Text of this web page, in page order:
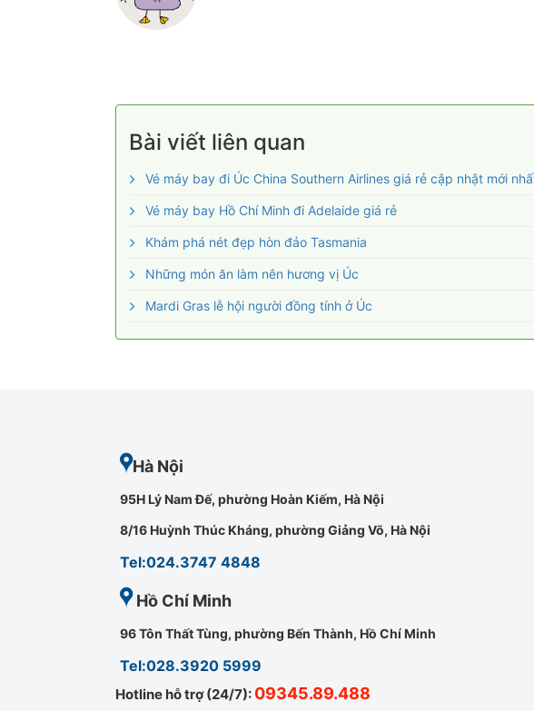
Bài viết liên quan
Vé máy bay đi Úc China Southern Airlines giá rẻ cập nhật mới
Vé máy bay Hồ Chí Minh đi Adelaide giá rẻ
Khám phá nét đẹp hòn đảo Tasmania
Những món ăn làm nên hương vị Úc
Mardi Gras lễ hội người đồng tính ở Úc
Hà Nội
95H Lý Nam Đế, phường Hoàn Kiếm, Hà Nội
8/16 Huỳnh Thúc Kháng, phường Giảng Võ, Hà Nội
Tel:024.3747 4848
Hồ Chí Minh
96 Tôn Thất Tùng, phường Bến Thành, Hồ Chí Minh
Tel:028.3920 5999
Hotline hỗ trợ (24/7): 09345.89.488